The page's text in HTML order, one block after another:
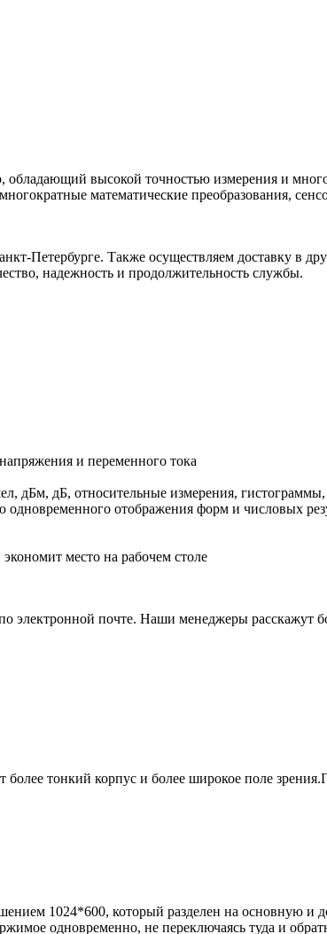
высокой точностью измерения и
математические преобразования,
Петербурге. Также осуществляем доставку в
надежность и продолжительность службы.
и переменного тока
дБ, относительные измерения, гистограммы,
отображения форм и числовых
место на рабочем столе
электронной почте. Наши менеджеры расскажут
тонкий корпус и более широкое поле
1024*600, который разделен на основную и
одновременно, не переключаясь туда и